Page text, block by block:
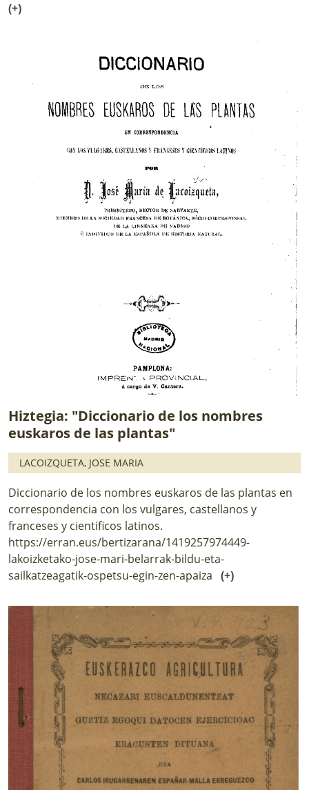
(+)
Hiztegia: "Diccionario de los nombres
euskaros de las plantas"
LACOIZQUETA, JOSE MARI­A
Diccionario de los nombres euskaros de las plantas en
correspondencia con los vulgares, castellanos y
franceses y cientificos latinos.
https://erran.eus/bertizarana/1419257974449-
lakoizketako-jose-mari-belarrak-bildu-eta-
sailkatzeagatik-ospetsu-egin-zen-apaiza (+)